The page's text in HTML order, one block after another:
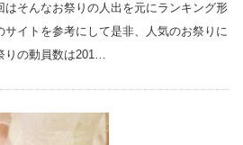
はそんなお祭りの人出を元にランキング形
イトを参考にして是非、人気のお祭りに
りの動員数は201…